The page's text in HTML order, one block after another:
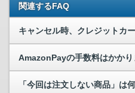
関連するFAQ
AmazonPayの手数料はかかり
「今回は注文しない商品」は